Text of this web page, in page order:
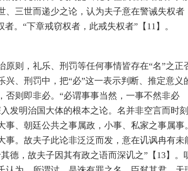
、三世而递少之论，认为夫子意在警诫失权者
。“下章戒窃权者，此戒失权者”【11】。
则，礼乐、刑罚等任何事情皆存在“名”之正
、刑罚中，把“必”这一表示判断、推定意义
则即非必。“必谓事事当然，一事不然非必
发明治国大体的根本之论。名并非空言而时
事、朝廷公共之事属政，小事、私家之事属事
事。故夫子此论非泛泛而发，意在讥讽冉有未
德，故夫子因其有政之语而深讥之”【13】。